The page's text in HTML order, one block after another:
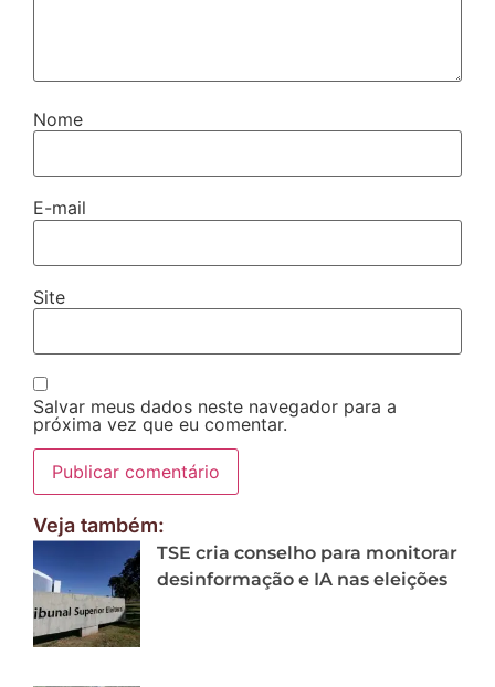
Nome
E-mail
Site
Salvar meus dados neste navegador para a
próxima vez que eu comentar.
Veja também:
TSE cria conselho para monitorar
desinformação e IA nas eleições